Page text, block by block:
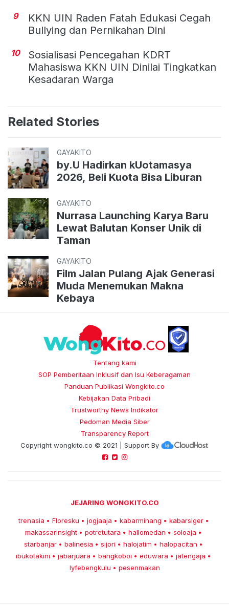
9
KKN UIN Raden Fatah Edukasi Cegah
Bullying dan Pernikahan Dini
10
Sosialisasi Pencegahan KDRT
Mahasiswa KKN UIN Dinilai Tingkatkan
Kesadaran Warga
Related Stories
GAYAKITO
by.U Hadirkan kUotamasya
2026, Beli Kuota Bisa Liburan
GAYAKITO
Nurrasa Launching Karya Baru
Lewat Balutan Konser Unik di
Taman
GAYAKITO
Film Jalan Pulang Ajak Generasi
Muda Menemukan Makna
Kebaya
Tentang kami
SOP Pemberitaan Inklusif dan Isu Keberagaman
Panduan Publikasi Wongkito.co
Kebijakan Data Pribadi
Trustworthy News Indikator
Pedoman Media Siber
Transparency Report
Copyright wongkito.co © 2021 | Support By
JEJARING WONGKITO.CO
trenasia • Floresku • jogjaaja • kabarminang • kabarsiger •
makassarinsight • potretutara • hallomedan • soloaja •
starbanjar • balinesia • sijori • halojatim • halopacitan •
ibukotakini • jabarjuara • bangkoboi • eduwara • jatengaja •
lyfebengkulu • pesenmakan